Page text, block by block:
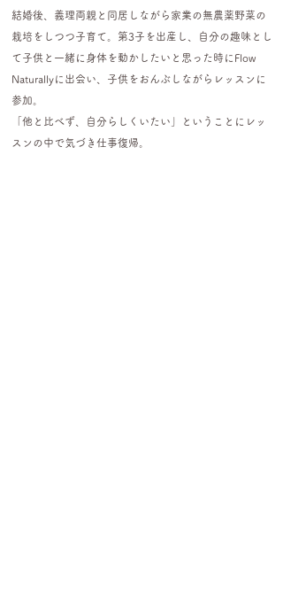
結婚後、義理両親と同居しながら家業の無農薬野菜の
栽培をしつつ子育て。第3子を出産し、自分の趣味とし
て子供と一緒に身体を動かしたいと思った時にFlow
Naturallyに出会い、子供をおんぶしながらレッスンに
参加。
「他と比べず、自分らしくいたい」ということにレッ
スンの中で気づき仕事復帰。